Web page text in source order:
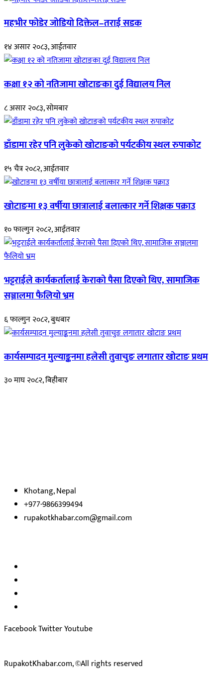
महभीर फोडेर जोडियो दिक्तेल–तराई सडक
१४ असार २०८३, आईतवार
कक्षा १२ को नतिजामा खोटाङका दुई विद्यालय निल
८ असार २०८३, सोमबार
डाँडामा रहेर पनि लुकेको खोटाङको पर्यटकीय स्थल रुपाकोट
१५ चैत्र २०८२, आईतवार
खोटाङमा १३ वर्षीया छात्रालाई बलात्कार गर्ने शिक्षक पक्राउ
१० फाल्गुन २०८२, आईतवार
भट्टराईले कार्यकर्तालाई केराको पैसा दिएको थिए, सामाजिक
सञ्जालमा फैलियो भ्रम
६ फाल्गुन २०८२, बुधबार
कार्यसम्पादन मुल्याङ्कनमा हलेसी तुवाचुङ लगातार खोटाङ प्रथम
३० माघ २०८२, बिहीबार
Khotang, Nepal
+977-9866399494
rupakotkhabar.com@gmail.com
FacebookTwitterYoutube
RupakotKhabar.com, ©All rights reserved